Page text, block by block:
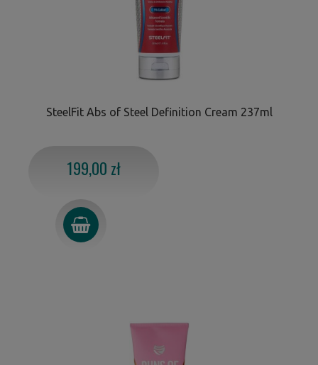
SteelFit Abs of Steel Definition Cream 237ml
199,00 zł